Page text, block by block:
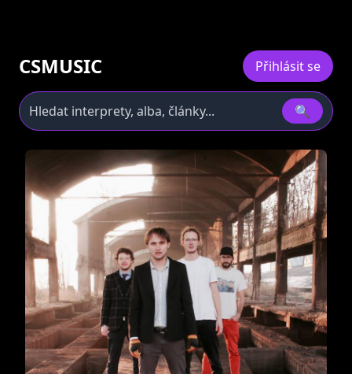
CSMUSIC Přihlásit se
🔍